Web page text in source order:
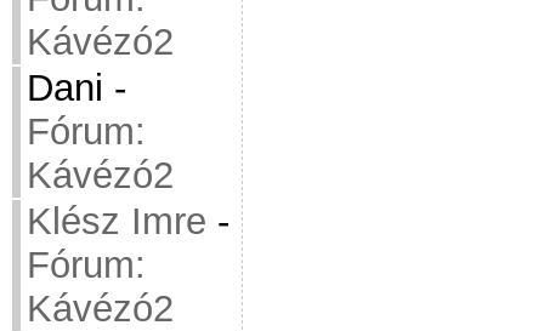
Kávézó2
Dani -
Fórum:
Kávézó2
Klész Imre -
Fórum:
Kávézó2